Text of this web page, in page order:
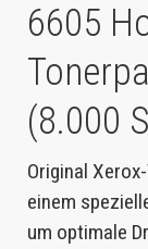
6605
(8.000
Original
einem
um optimale